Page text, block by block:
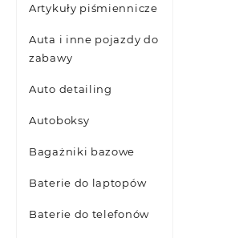
Artykuły piśmiennicze
Auta i inne pojazdy do
zabawy
Auto detailing
Autoboksy
Bagażniki bazowe
Baterie do laptopów
Baterie do telefonów